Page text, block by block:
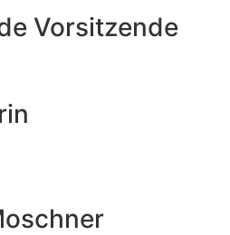
Vorsitzende